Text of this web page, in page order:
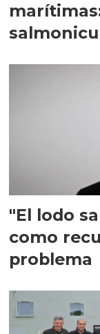
"El lodo
como
problema